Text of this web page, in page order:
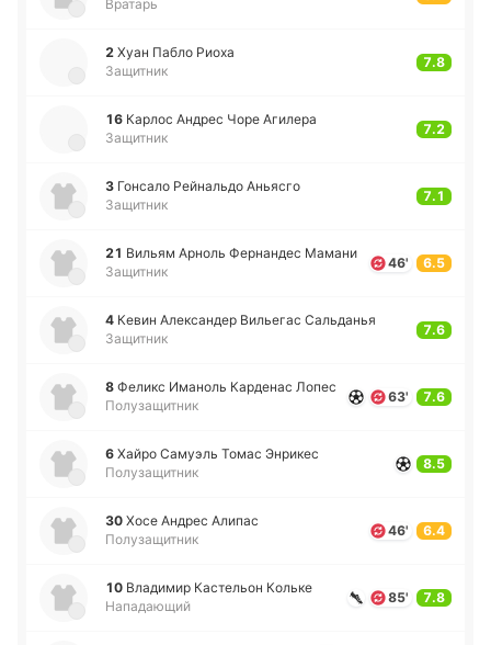
Вратарь
2 Хуан Пабло Риоха
Защитник
7.8
16 Карлос Андрес Чоре Аги­ле­ра
Защитник
7.2
3 Го­нса­ло Рей­на­льдо Анья­сго
Защитник
7.1
21 Вильям Арноль Фе­рна­ндес Мамани
Защитник
46' 6.5
4 Кевин Але­кса­ндер Ви­лье­гас Са­льда­нья
Защитник
7.6
8 Феликс Има­ноль Ка­рде­нас Лопес
Полузащитник
63' 7.6
6 Хайро Са­муэль Томас Энри­кес
Полузащитник
8.5
30 Хосе Андрес Алипас
Полузащитник
46' 6.4
10 Вла­ди­мир Ка­сте­льон Кольке
Нападающий
85' 7.8